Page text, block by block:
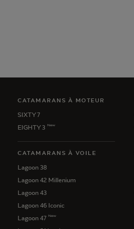
CATAMARANS À MOTEUR
SIXTY 7
EIGHTY 3 New
CATAMARANS À VOILE
Lagoon 38
Lagoon 42 Millenium
Lagoon 43
Lagoon 46 Iconic
Lagoon 47 New